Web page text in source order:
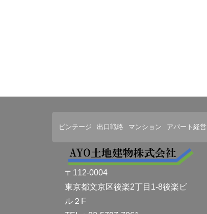
ビンテージ 出口戦略 マンション アパート経営
〒112-0004
東京都文京区後楽2丁目1-8後楽ビ
ル２F